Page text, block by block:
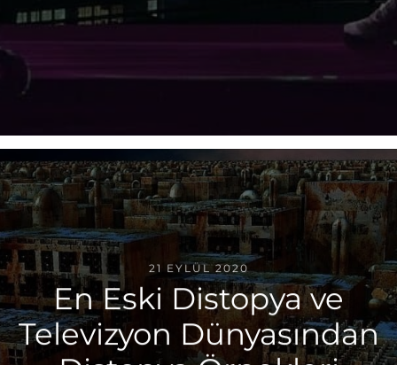
21 EYLÜL 2020
En Eski Distopya ve
Televizyon Dünyasından